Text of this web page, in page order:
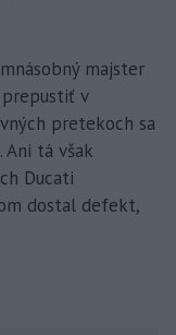
majster
prepustiť v
pretekoch sa
tá však
Ducati
dostal defekt,